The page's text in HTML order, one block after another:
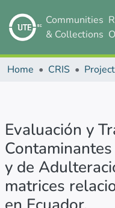
Communities
& Collections
Home CRIS Project
Evaluación y
y de
matrices